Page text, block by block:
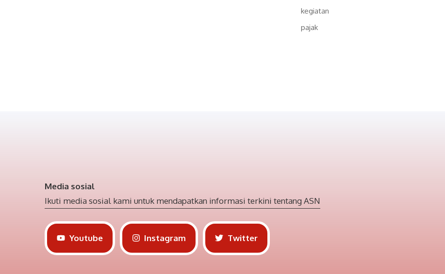
kegiatan
pajak
Media sosial
Ikuti media sosial kami untuk mendapatkan informasi terkini tentang ASN
Youtube Instagram Twitter